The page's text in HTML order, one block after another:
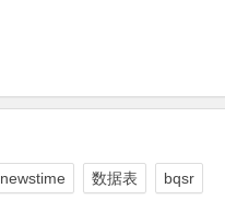
newstime 数据表 bqsr